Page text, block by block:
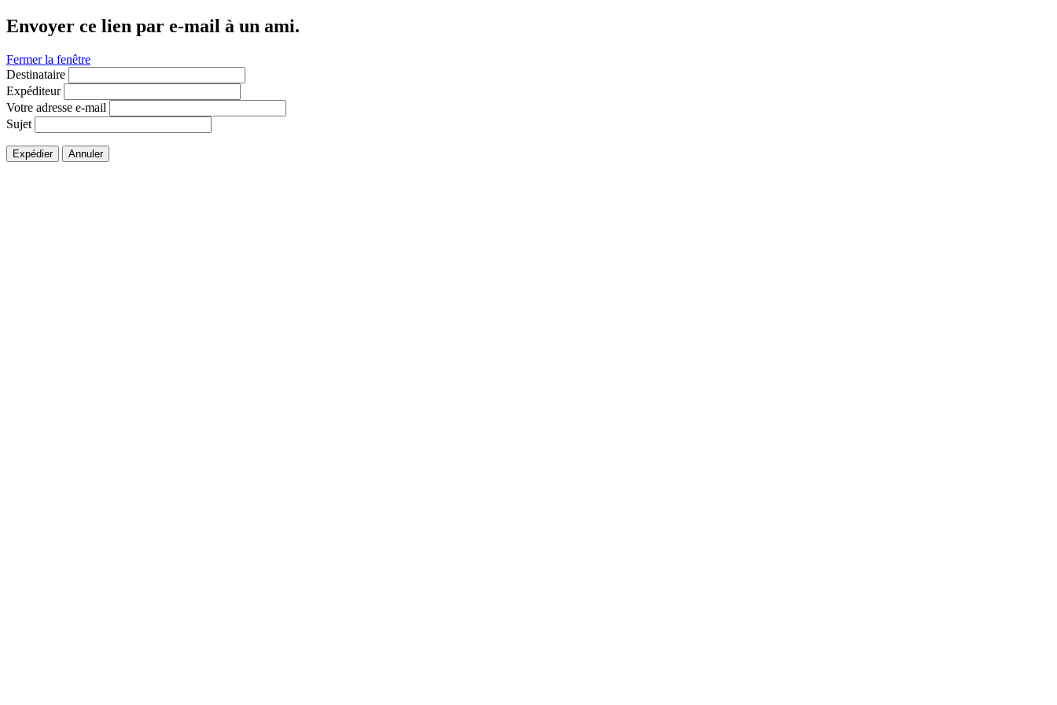
Envoyer ce lien par e-mail à un ami.
Fermer la fenêtre
Destinataire
Expéditeur
Votre adresse e-mail
Sujet
Expédier Annuler